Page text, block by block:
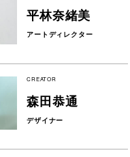
平林奈緒美
アートディレクター
CREATOR
森田恭通
デザイナー